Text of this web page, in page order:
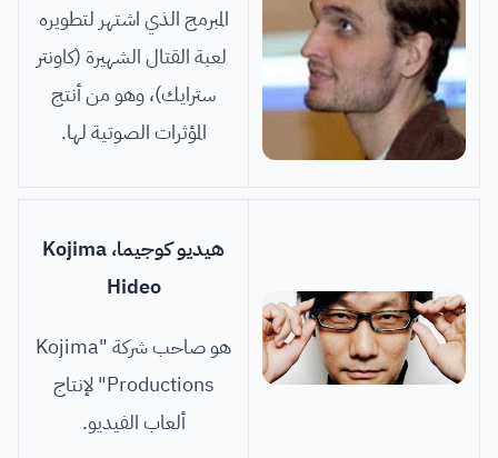
المبرمج الذي اشتهر لتطويره
لعبة القتال الشهيرة (كاونتر
سترايك)، وهو من أنتج
المؤثرات الصوتية لها.
هيديو كوجيما، Kojima
Hideo
هو صاحب شركة "Kojima
Productions" لإنتاج
ألعاب الفيديو.